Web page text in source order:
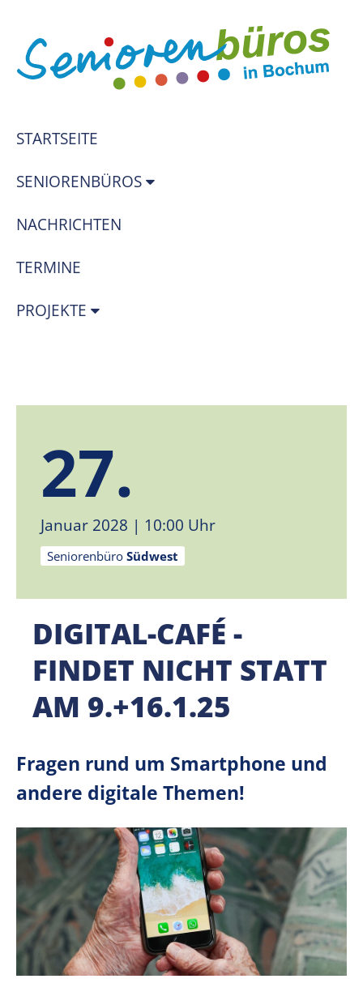
STARTSEITE
SENIORENBÜROS
NACHRICHTEN
TERMINE
PROJEKTE
27.
Januar 2028 | 10:00 Uhr
Seniorenbüro Südwest
DIGITAL-CAFÉ -
FINDET NICHT STATT
AM 9.+16.1.25
Fragen rund um Smartphone und
andere digitale Themen!